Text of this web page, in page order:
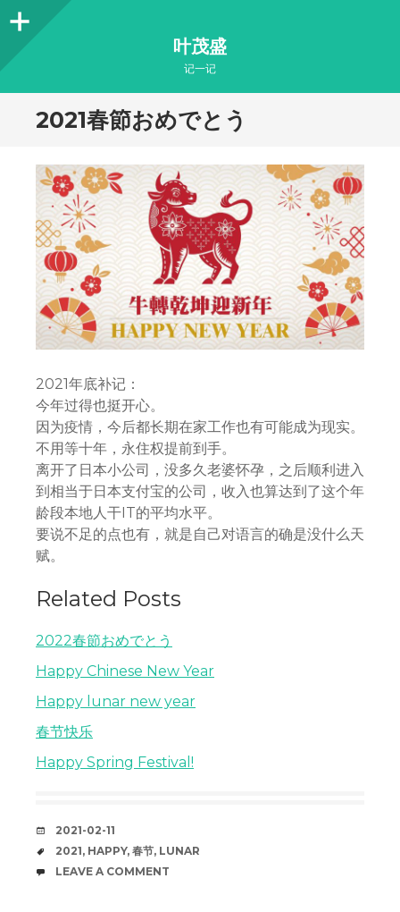
Sidebar
叶茂盛
记一记
2021春節おめでとう
2021年底补记：
今年过得也挺开心。
因为疫情，今后都长期在家工作也有可能成为现实。
不用等十年，永住权提前到手。
离开了日本小公司，没多久老婆怀孕，之后顺利进入
到相当于日本支付宝的公司，收入也算达到了这个年
龄段本地人干IT的平均水平。
要说不足的点也有，就是自己对语言的确是没什么天
赋。
Related Posts
2022春節おめでとう
Happy Chinese New Year
Happy lunar new year
春节快乐
Happy Spring Festival!
DATE
2021-02-11
TAGS
2021, HAPPY, 春节, LUNAR
COMMENTS
LEAVE A COMMENT